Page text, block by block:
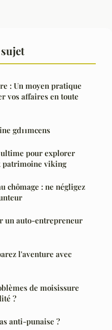
: Un moyen pratique
vos affaires en toute
gd11mcens
pour explorer
patrimoine viking
chômage : ne négligez
un auto-entrepreneur
l'aventure avec
de moisissure
?
anti-punaise ?